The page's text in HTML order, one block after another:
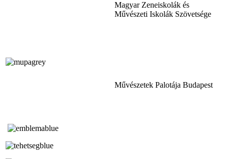
Magyar Zeneiskolák és
Művészeti Iskolák Szövetsége
Művészetek Palotája Budapest